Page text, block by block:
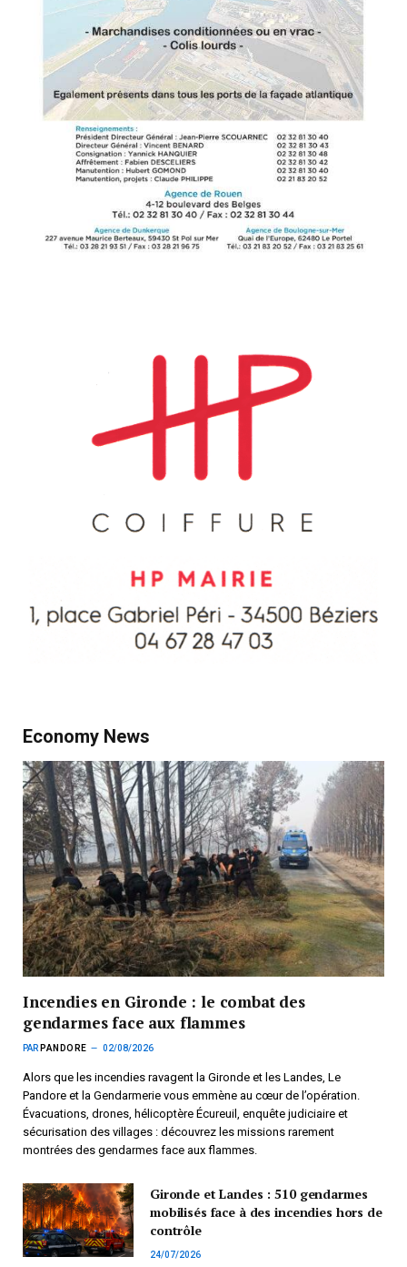
Economy News
Incendies en Gironde : le combat des
gendarmes face aux flammes
PAR PANDORE 02/08/2026
Alors que les incendies ravagent la Gironde et les Landes, Le
Pandore et la Gendarmerie vous emmène au cœur de l’opération.
Évacuations, drones, hélicoptère Écureuil, enquête judiciaire et
sécurisation des villages : découvrez les missions rarement
montrées des gendarmes face aux flammes.
Gironde et Landes : 510 gendarmes
mobilisés face à des incendies hors de
contrôle
24/07/2026